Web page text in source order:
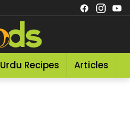
Urdu Recipes Articles